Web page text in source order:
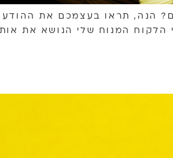
הנה, תראו בעצמכם את
הלקוח המנוח שלי הנושא את